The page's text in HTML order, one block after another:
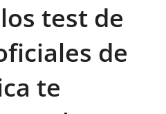
test de
de
te